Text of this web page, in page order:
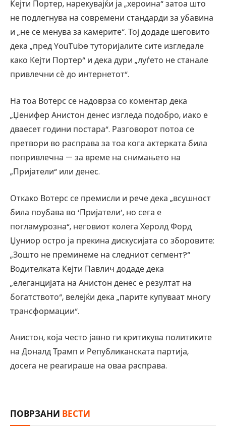
Кејти Портер, нарекувајќи ја „хероина“ затоа што
не подлегнува на современи стандарди за убавина
и „не се менува за камерите“. Тој додаде шеговито
дека „пред YouTube туторијалите сите изгледале
како Кејти Портер“ и дека дури „луѓето не станале
привлечни сѐ до интернетот“.
На тоа Вотерс се надоврза со коментар дека
„Џенифер Анистон денес изгледа подобро, иако е
дваесет години постара“. Разговорот потоа се
претвори во расправа за тоа кога актерката била
попривлечна — за време на снимањето на
„Пријатели“ или денес.
Откако Вотерс се премисли и рече дека „всушност
била поубава во ‘Пријатели’, но сега е
погламурозна“, неговиот колега Херолд Форд
Џуниор остро ја прекина дискусијата со зборовите:
„Зошто не преминеме на следниот сегмент?“
Водителката Кејти Павлич додаде дека
„елеганцијата на Анистон денес е резултат на
богатството“, велејќи дека „парите купуваат многу
трансформации“.
Анистон, која често јавно ги критикува политиките
на Доналд Трамп и Републиканската партија,
досега не реагираше на оваа расправа.
ПОВРЗАНИ ВЕСТИ